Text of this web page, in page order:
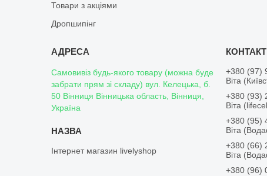
Товари з акціями
Дропшипінг
Самовивіз будь-якого товару (можна буде
забрати прям зі складу) вул. Келецька, б.
50 Вінниця Вінницька область, Вінниця,
Україна
Інтернет магазин livelyshop
+380 (97)
Віта
+380 (93)
Віта
+380 (95)
Віта
+380 (66)
Віта
+380 (96)